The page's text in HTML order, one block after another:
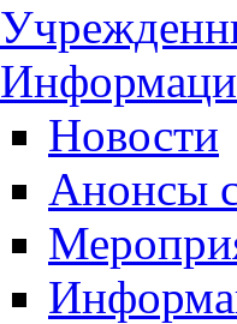
Новости
Анонсы